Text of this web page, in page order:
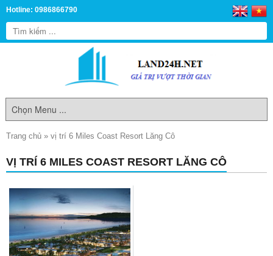
Hotline: 0986866790
Trang chủ » vị trí 6 Miles Coast Resort Lăng Cô
VỊ TRÍ 6 MILES COAST RESORT LĂNG CÔ